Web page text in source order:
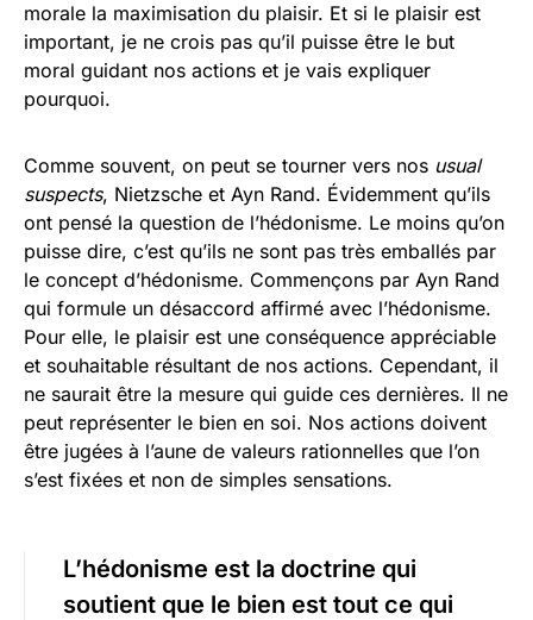
morale la maximisation du plaisir. Et si le plaisir est
important, je ne crois pas qu’il puisse être le but
moral guidant nos actions et je vais expliquer
pourquoi.
Comme souvent, on peut se tourner vers nos usual
suspects, Nietzsche et Ayn Rand. Évidemment qu’ils
ont pensé la question de l’hédonisme. Le moins qu’on
puisse dire, c’est qu’ils ne sont pas très emballés par
le concept d’hédonisme. Commençons par Ayn Rand
qui formule un désaccord affirmé avec l’hédonisme.
Pour elle, le plaisir est une conséquence appréciable
et souhaitable résultant de nos actions. Cependant, il
ne saurait être la mesure qui guide ces dernières. Il ne
peut représenter le bien en soi. Nos actions doivent
être jugées à l’aune de valeurs rationnelles que l’on
s’est fixées et non de simples sensations.
L’hédonisme est la doctrine qui
soutient que le bien est tout ce qui